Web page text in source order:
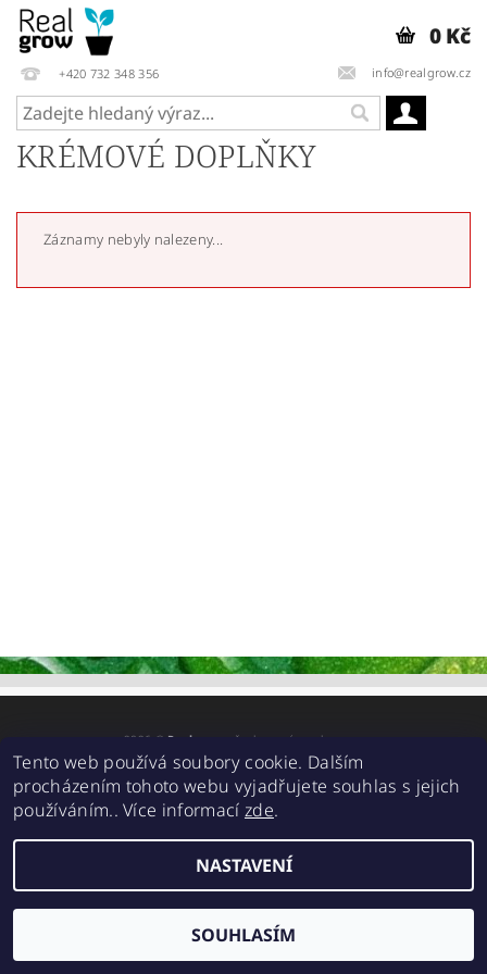
+420 732 348 356 info@realgrow.cz
0 Kč
KRÉMOVÉ DOPLŇKY
Záznamy nebyly nalezeny...
2026 © Realgrow , všechna práva vyhrazena
Vytvořil Shoptet
Tento web používá soubory cookie. Dalším
procházením tohoto webu vyjadřujete souhlas s jejich
používáním.. Více informací zde.
NASTAVENÍ
SOUHLASÍM